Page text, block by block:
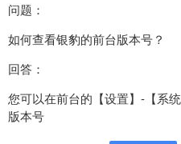
问题：
如何查看银豹的前台版本号？
回答：
您可以在前台的【设置】-【系
版本号